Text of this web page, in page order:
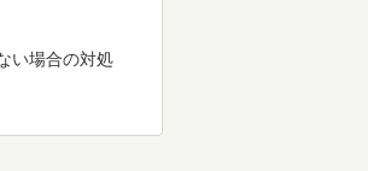
い場合の対処